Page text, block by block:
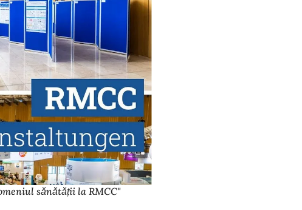
sănătății la RMCC"